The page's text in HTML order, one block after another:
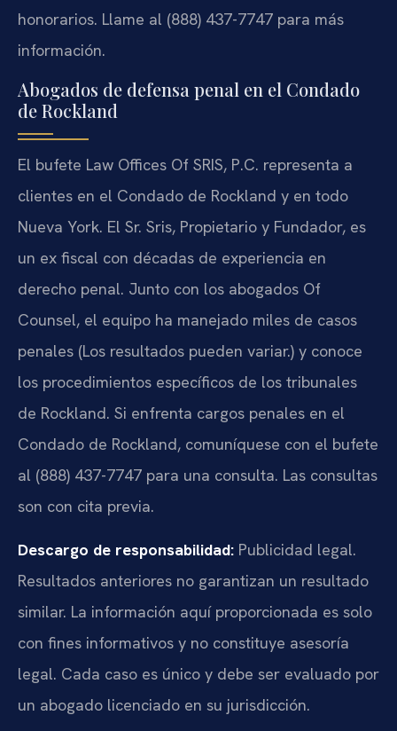
honorarios. Llame al (888) 437-7747 para más
información.
Abogados de defensa penal en el Condado
de Rockland
El bufete Law Offices Of SRIS, P.C. representa a
clientes en el Condado de Rockland y en todo
Nueva York. El Sr. Sris, Propietario y Fundador, es
un ex fiscal con décadas de experiencia en
derecho penal. Junto con los abogados Of
Counsel, el equipo ha manejado miles de casos
penales (Los resultados pueden variar.) y conoce
los procedimientos específicos de los tribunales
de Rockland. Si enfrenta cargos penales en el
Condado de Rockland, comuníquese con el bufete
al (888) 437-7747 para una consulta. Las consultas
son con cita previa.
Descargo de responsabilidad: Publicidad legal.
Resultados anteriores no garantizan un resultado
similar. La información aquí proporcionada es solo
con fines informativos y no constituye asesoría
legal. Cada caso es único y debe ser evaluado por
un abogado licenciado en su jurisdicción.